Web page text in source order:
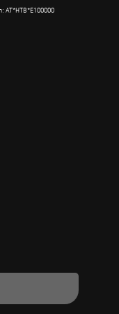
AT*HTB*E100000